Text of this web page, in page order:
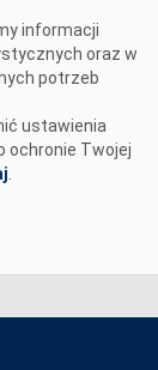
informacji
oraz w
potrzeb
ustawienia
ochronie Twojej